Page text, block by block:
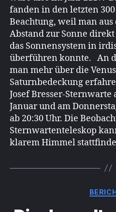
fanden in den letzten
Beachtung, weil man
Abstand zur Sonne
das Sonnensystem in
überführen konnte. An
man mehr über die
Saturnbedeckung
Josef Bresser-Sternwarte
Januar und am
ab 20:30 Uhr. Die
Sternwartenteleskop
klarem Himmel